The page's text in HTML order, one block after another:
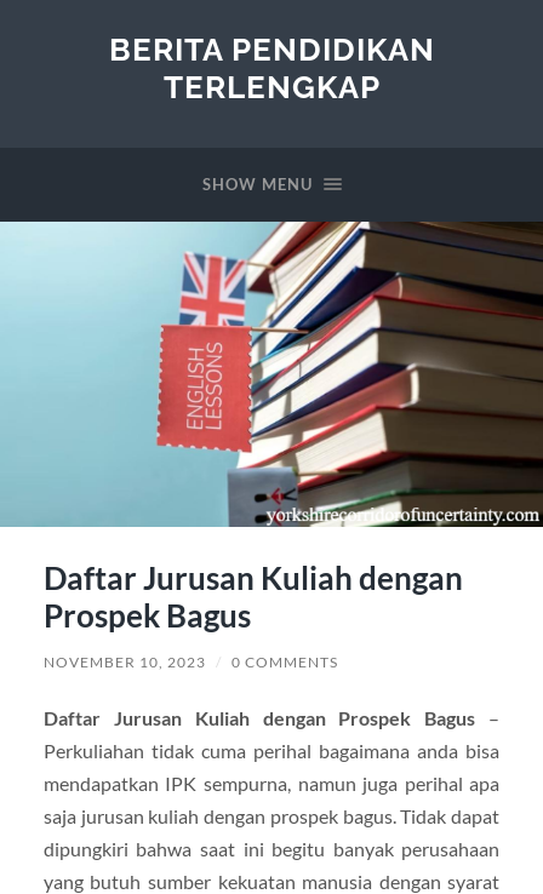
BERITA PENDIDIKAN
TERLENGKAP
SHOW MENU
Daftar Jurusan Kuliah dengan
Prospek Bagus
NOVEMBER 10, 2023 / 0 COMMENTS
Daftar Jurusan Kuliah dengan Prospek Bagus –
Perkuliahan tidak cuma perihal bagaimana anda bisa
mendapatkan IPK sempurna, namun juga perihal apa
saja jurusan kuliah dengan prospek bagus. Tidak dapat
dipungkiri bahwa saat ini begitu banyak perusahaan
yang butuh sumber kekuatan manusia dengan syarat